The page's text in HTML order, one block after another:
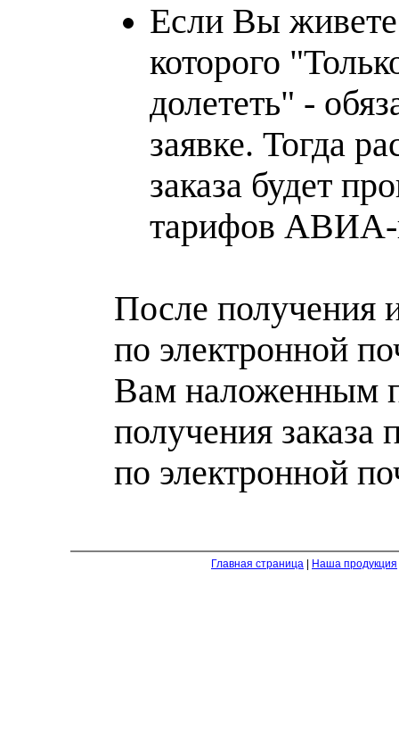
Если Вы живете
которого
долететь" -
заявке. Тогда
заказа будет
тарифов
После получения
по электронной
Вам наложенным
получения
по электронной
Главная страница Наша продукция